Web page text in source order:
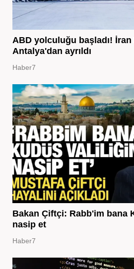
ABD yolculuğu başladı! İran
Antalya'dan ayrıldı
Haber7
Bakan Çiftçi: Rabb'im bana
nasip et
Haber7